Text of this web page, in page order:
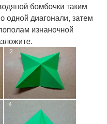
бомбочки таким
одной диагонали, затем
изнаночной